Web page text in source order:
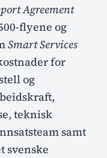
Agreement
flyene og
Smart Services
for
og
teknisk
samt
svenske